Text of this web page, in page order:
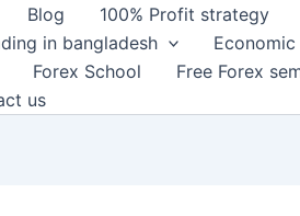
Blog 100% Profit strategy
in bangladesh
Forex School Free Forex
us